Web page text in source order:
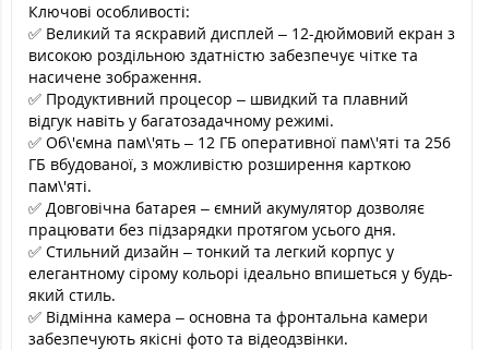
Ключові особливості:
✅ Великий та яскравий дисплей – 12-дюймовий екран з
високою роздільною здатністю забезпечує чітке та
насичене зображення.
✅ Продуктивний процесор – швидкий та плавний
відгук навіть у багатозадачному режимі.
✅ Об\'ємна пам\'ять – 12 ГБ оперативної пам\'яті та 256
ГБ вбудованої, з можливістю розширення карткою
пам\'яті.
✅ Довговічна батарея – ємний акумулятор дозволяє
працювати без підзарядки протягом усього дня.
✅ Стильний дизайн – тонкий та легкий корпус у
елегантному сірому кольорі ідеально впишеться у будь-
який стиль.
✅ Відмінна камера – основна та фронтальна камери
забезпечують якісні фото та відеодзвінки.